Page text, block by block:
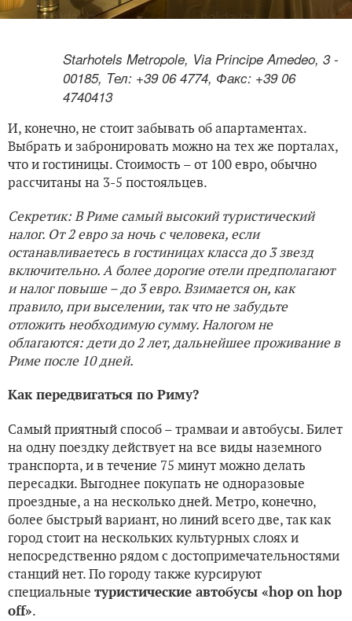
Starhotels Metropole, Via Principe Amedeo, 3 -
00185, Tел: +39 06 4774, Факс: +39 06
4740413
И, конечно, не стоит забывать об апартаментах.
Выбрать и забронировать можно на тех же порталах,
что и гостиницы. Стоимость – от 100 евро, обычно
рассчитаны на 3-5 постояльцев.
Секретик: В Риме самый высокий туристический
налог. От 2 евро за ночь с человека, если
останавливаетесь в гостиницах класса до 3 звезд
включительно. А более дорогие отели предполагают
и налог повыше – до 3 евро. Взимается он, как
правило, при выселении, так что не забудьте
отложить необходимую сумму. Налогом не
облагаются: дети до 2 лет, дальнейшее проживание в
Риме после 10 дней.
Как передвигаться по Риму?
Самый приятный способ – трамваи и автобусы. Билет
на одну поездку действует на все виды наземного
транспорта, и в течение 75 минут можно делать
пересадки. Выгоднее покупать не одноразовые
проездные, а на несколько дней. Метро, конечно,
более быстрый вариант, но линий всего две, так как
город стоит на нескольких культурных слоях и
непосредственно рядом с достопримечательностями
станций нет. По городу также курсируют
специальные туристические автобусы «hop on hop
off».